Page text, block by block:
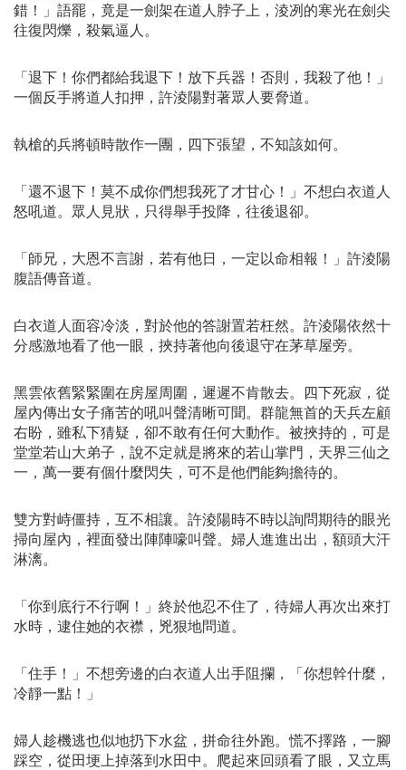
錯！」語罷，竟是一劍架在道人脖子上，淩冽的寒光在劍尖
往復閃爍，殺氣逼人。
「退下！你們都給我退下！放下兵器！否則，我殺了他！」
一個反手將道人扣押，許淩陽對著眾人要脅道。
執槍的兵將頓時散作一團，四下張望，不知該如何。
「還不退下！莫不成你們想我死了才甘心！」不想白衣道人
怒吼道。眾人見狀，只得舉手投降，往後退卻。
「師兄，大恩不言謝，若有他日，一定以命相報！」許淩陽
腹語傳音道。
白衣道人面容冷淡，對於他的答謝置若枉然。許淩陽依然十
分感激地看了他一眼，挾持著他向後退守在茅草屋旁。
黑雲依舊緊緊圍在房屋周圍，遲遲不肯散去。四下死寂，從
屋內傳出女子痛苦的吼叫聲清晰可聞。群龍無首的天兵左顧
右盼，雖私下猜疑，卻不敢有任何大動作。被挾持的，可是
堂堂若山大弟子，說不定就是將來的若山掌門，天界三仙之
一，萬一要有個什麼閃失，可不是他們能夠擔待的。
雙方對峙僵持，互不相讓。許淩陽時不時以詢問期待的眼光
掃向屋內，裡面發出陣陣嚎叫聲。婦人進進出出，額頭大汗
淋漓。
「你到底行不行啊！」終於他忍不住了，待婦人再次出來打
水時，逮住她的衣襟，兇狠地問道。
「住手！」不想旁邊的白衣道人出手阻攔，「你想幹什麼，
冷靜一點！」
婦人趁機逃也似地扔下水盆，拼命往外跑。慌不擇路，一腳
踩空，從田埂上掉落到水田中。爬起來回頭看了眼，又立馬